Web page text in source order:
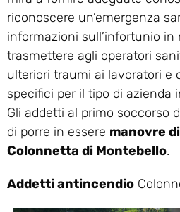
riconoscere un’emergenza
informazioni sull’infortunio in
trasmettere agli operatori
ulteriori traumi ai lavoratori e
specifici per il tipo di azienda
Gli addetti al primo soccorso
di porre in essere manovre
Colonnetta di Montebello.
Addetti antincendio